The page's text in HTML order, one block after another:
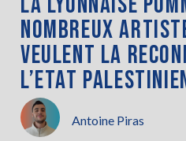
NOMBREUX
VEULENT LA
L’ETAT
Antoine Piras